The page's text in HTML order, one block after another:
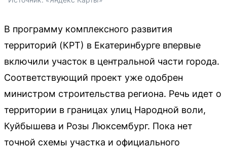
В программу комплексного развития
территорий (КРТ) в Екатеринбурге впервые
включили участок в центральной части города.
Соответствующий проект уже одобрен
министром строительства региона. Речь идет о
территории в границах улиц Народной воли,
Куйбышева и Розы Люксембург. Пока нет
точной схемы участка и официального